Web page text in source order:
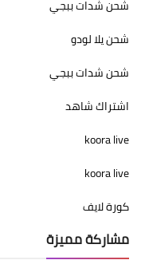
شحن شدات ببجي
شحن يلا لودو
شحن شدات ببجي
اشتراك شاهد
koora live
koora live
كورة لايف
مشاركة مميزة